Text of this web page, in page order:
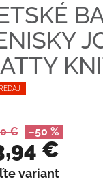
€ –50 %
€
cena:
variant